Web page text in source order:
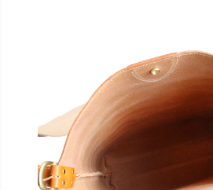
レッド
ブラック